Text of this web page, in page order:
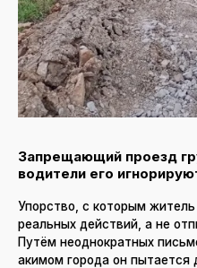
Запрещающий проезд
водители его
Упорство, с которым
реальных действий, а не
Путём неоднократных
акимом города он пытается